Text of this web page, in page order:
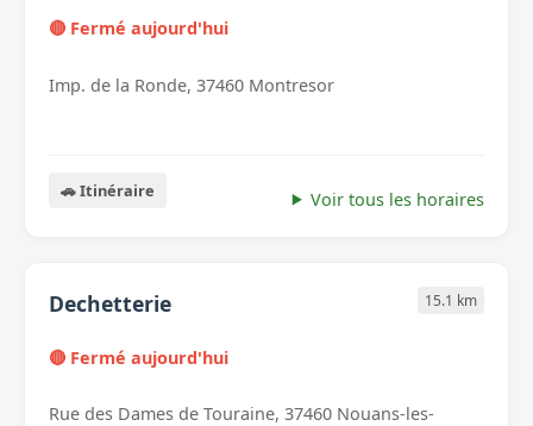
🔴 Fermé aujourd'hui
Imp. de la Ronde, 37460 Montresor
🚗 Itinéraire Voir tous les horaires
Dechetterie 15.1 km
🔴 Fermé aujourd'hui
Rue des Dames de Touraine, 37460 Nouans-les-